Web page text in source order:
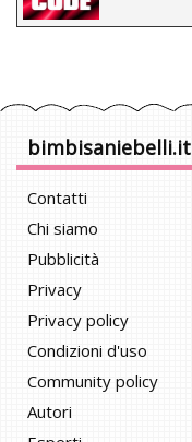
bimbisaniebelli.it
Contatti
Chi siamo
Pubblicità
Privacy
Privacy policy
Condizioni d'uso
Community policy
Autori